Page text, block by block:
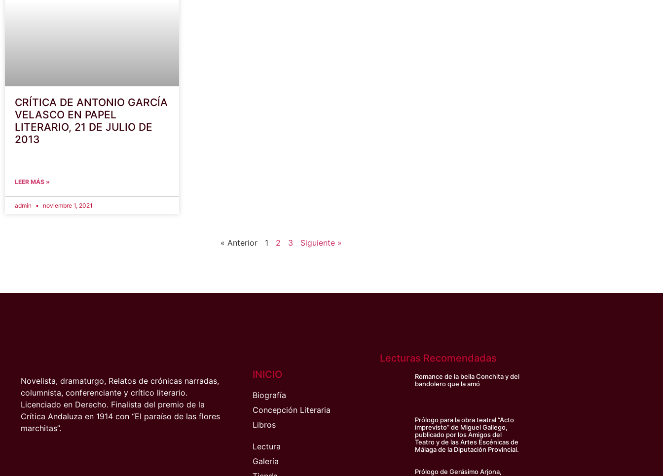
CRÍTICA DE ANTONIO GARCÍA
VELASCO EN PAPEL
LITERARIO, 21 DE JULIO DE
2013
LEER MÁS »
admin noviembre 1, 2021
« Anterior 1 2 3 Siguiente »
Novelista, dramaturgo, Relatos de crónicas narradas,
columnista, conferenciante y crítico literario.
Licenciado en Derecho. Finalista del premio de la
Crítica Andaluza en 1914 con “El paraíso de las flores
marchitas”.
INICIO
Biografía
Concepción Literaria
Libros
Lectura
Galería
Lecturas Recomendadas
Romance de la bella Conchita y del
bandolero que la amó
Prólogo para la obra teatral “Acto
imprevisto” de Miguel Gallego,
publicado por los Amigos del
Teatro y de las Artes Escénicas de
Málaga de la Diputación Provincial.
Prólogo de Gerásimo Arjona,